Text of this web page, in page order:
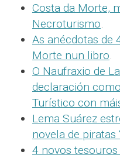
Costa da Morte,
Necroturismo.
As anécdotas de
Morte nun libro.
O Naufraxio de
declaración
Turístico con
Lema Suárez
novela de piratas
4 novos